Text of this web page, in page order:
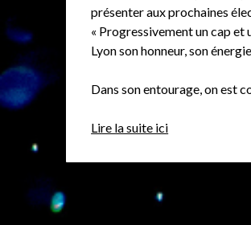
présenter aux prochaines
« Progressivement un cap
Lyon son honneur, son
Dans son entourage, on est
Lire la suite ici